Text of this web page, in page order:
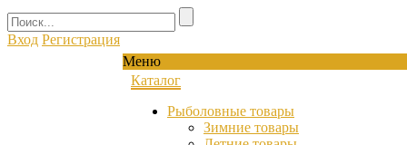
Вход Регистрация
Меню
Каталог
Рыболовные товары
Зимние товары